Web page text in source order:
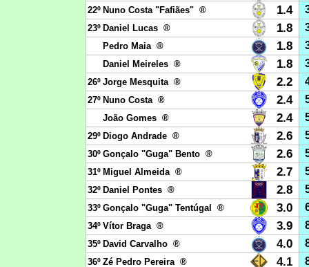
22º Nuno Costa "Fafiães" ® 1.4
23º Daniel Lucas ® 1.8
Pedro Maia ® 1.8
Daniel Meireles ® 1.8
26º Jorge Mesquita ® 2.2
27º Nuno Costa ® 2.4
João Gomes ® 2.4
29º Diogo Andrade ® 2.6
30º Gonçalo "Guga" Bento ® 2.6
31º Miguel Almeida ® 2.7
32º Daniel Pontes ® 2.8
33º Gonçalo "Guga" Tentúgal ® 3.0
34º Vítor Braga ® 3.9
35º David Carvalho ® 4.0
36º Zé Pedro Pereira ® 4.1